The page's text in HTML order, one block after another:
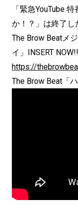
「緊急YouTube
か！？」は終了し
The Brow Beatメ
イ」INSERT NOW!!
https://
The Brow Beat「